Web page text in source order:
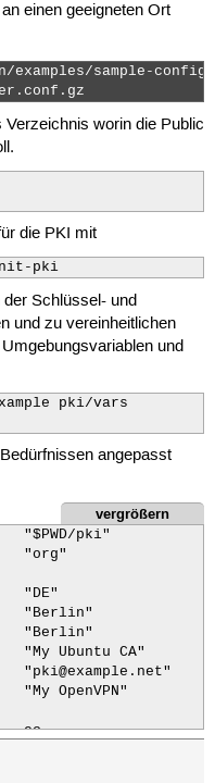
einen geeigneten Ort
examples/sample-
worin die Public
die PKI mit
pki
Schlüssel- und
und zu vereinheitlichen
und
pki/vars
angepasst
vergrößern